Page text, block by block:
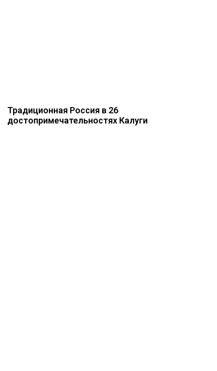
Традиционная Россия в 26
достопримечательностях Калуги